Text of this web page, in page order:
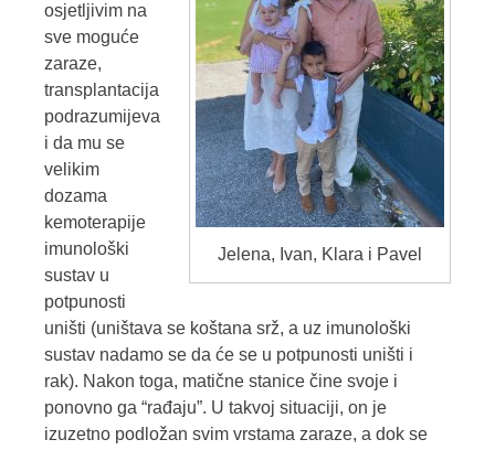
Jelena, Ivan, Klara i Pavel
osjetljivim na
sve moguće
zaraze,
transplantacija
podrazumijeva
i da mu se
velikim
dozama
kemoterapije
imunološki
sustav u
potpunosti
uništi (uništava se koštana srž, a uz imunološki
sustav nadamo se da će se u potpunosti uništi i
rak). Nakon toga, matične stanice čine svoje i
ponovno ga “rađaju”. U takvoj situaciji, on je
izuzetno podložan svim vrstama zaraze, a dok se